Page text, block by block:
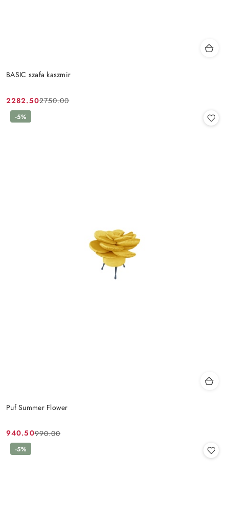
BASIC szafa kaszmir
Cena
promocyjna:
2282.50
Cena
przed
2750.00
Puf Summer Flower
Cena
promocyjna:
940.50
Cena
przed
990.00
-5%
-5%